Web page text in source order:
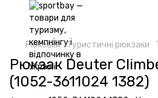
Рюкзаки Туристичні рюкзаки
Рюкзак Deuter
(1052-3611024 1382)